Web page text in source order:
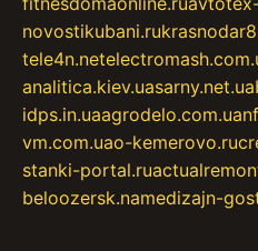
novostikubani.ru
tele4n.net
analitica.kiev.uasarny.net.ua
idps.in.uaagrodelo.com.ua
vm.com.uao-kemerovo.ru
stanki-portal.ru
beloozersk.namedizajn-